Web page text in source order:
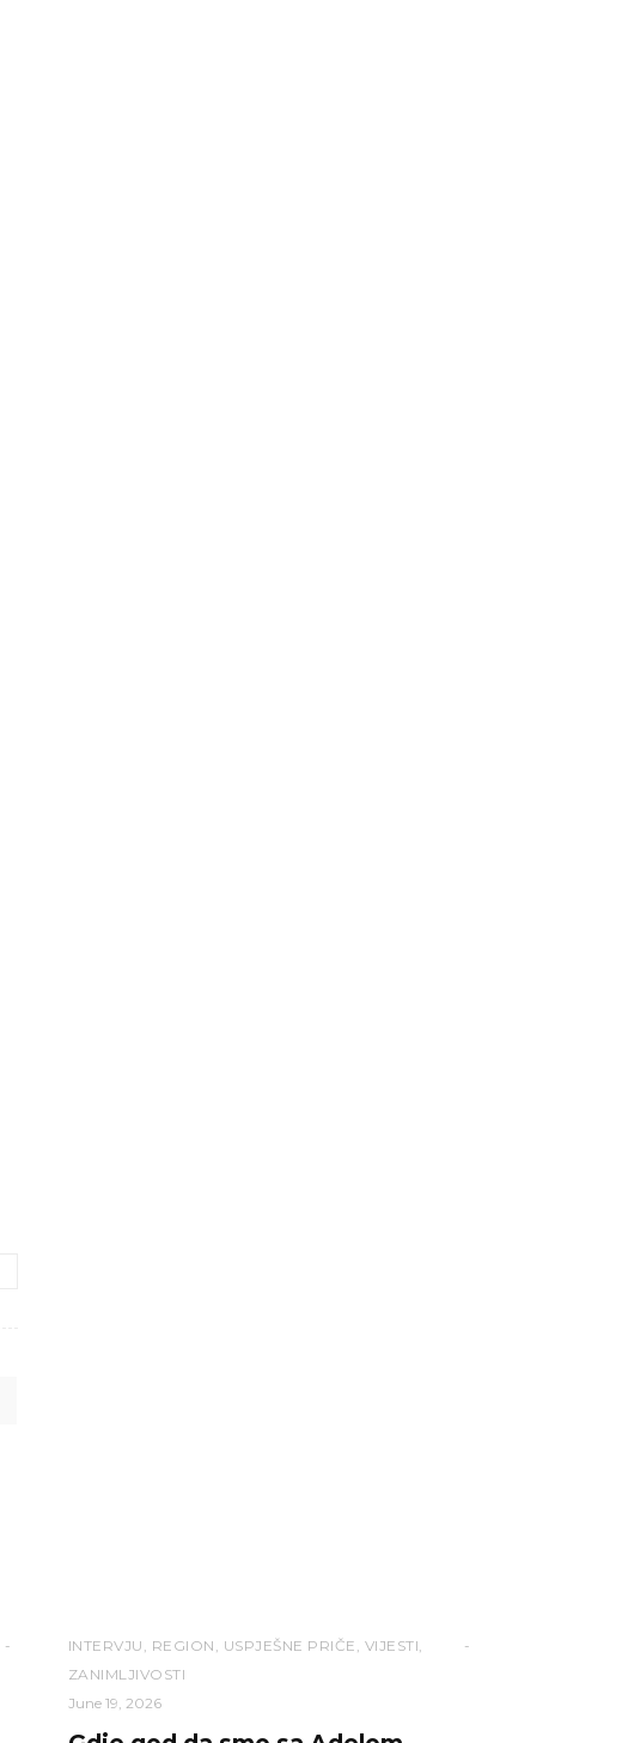
INTERVJU REGION USPJEŠNE PRIČE VIJESTI
ZANIMLJIVOSTI
June 19, 2026